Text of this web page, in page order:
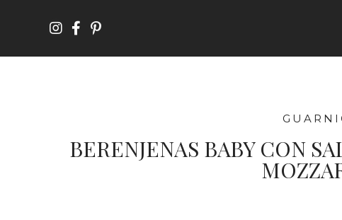
BERENJENAS BABY CON